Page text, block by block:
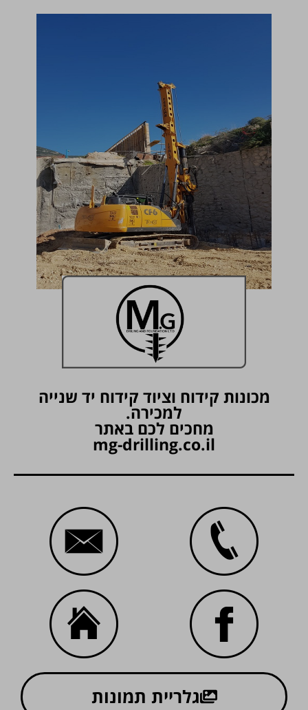
מכונות קידוח וציוד קידוח יד שנייה
למכירה.
מחכים לכם באתר
mg-drilling.co.il
גלריית תמונות